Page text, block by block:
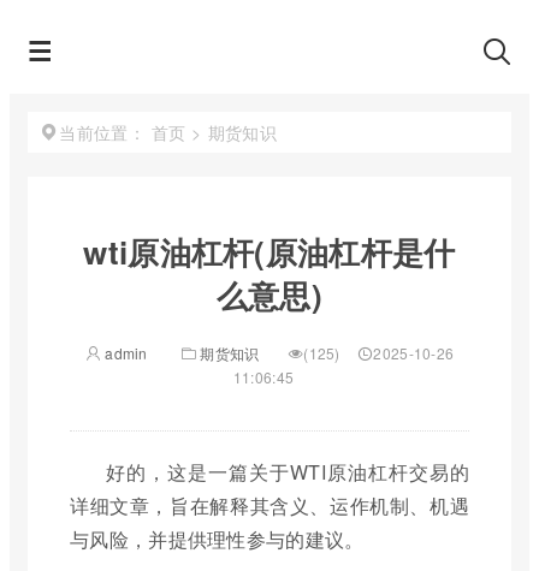
当前位置： 首页 > 期货知识
wti原油杠杆(原油杠杆是什
么意思)
admin 期货知识 (125)
2025-10-26
11:06:45
好的，这是一篇关于WTI原油杠杆交易的
详细文章，旨在解释其含义、运作机制、机遇
与风险，并提供理性参与的建议。